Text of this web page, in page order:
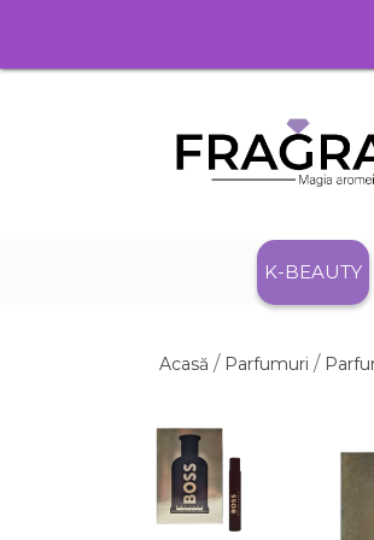
K-BEAUTY
Acasă Parfumuri